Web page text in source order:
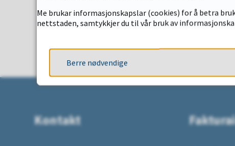
Kontakt
Me brukar informasjonskapslar (cookies) for å betra
nettstaden, samtykkjer du til vår bruk av
Berre nødvendige